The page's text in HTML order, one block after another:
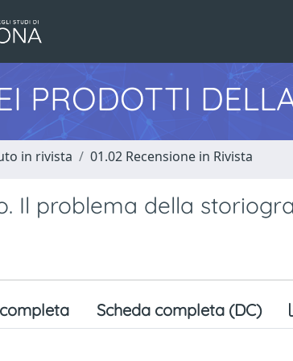
PRODOTTI
in rivista 01.02 Recensione in Rivista
Il problema della
Scheda completa (DC)